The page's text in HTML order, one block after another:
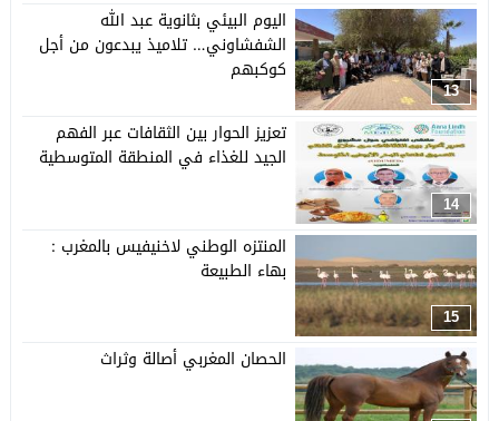
13
اليوم البيئي بثانوية عبد الله
الشفشاوني… تلاميذ يبدعون من أجل
كوكبهم
14
تعزيز الحوار بين الثقافات عبر الفهم
الجيد للغذاء في المنطقة المتوسطية
15
المنتزه الوطني لاخنيفيس بالمغرب :
بهاء الطبيعة
الحصان المغربي أصالة وثراث